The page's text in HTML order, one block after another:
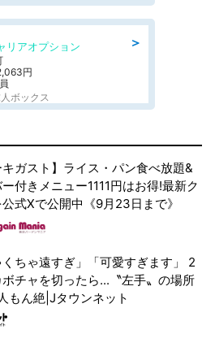
＞
リアオプション
円
ボックス
キガスト】ライス・パン食べ放題&
付きメニュー1111円はお得!最新ク
式Xで公開中《9月23日まで》
くちゃ遠すぎ」「可愛すぎます」 2
チャを切ったら...〝左手〟の場所
もん絶|Jタウンネット